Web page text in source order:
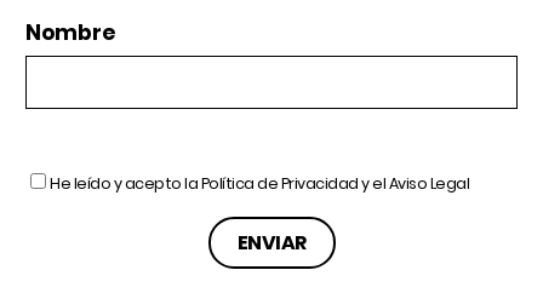
Nombre
He leído y acepto laPolítica de Privacidady elAviso Legal